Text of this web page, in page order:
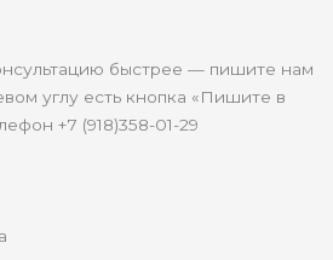
быстрее — пишите нам
углу есть кнопка «Пишите в
+7 (918)358-01-29